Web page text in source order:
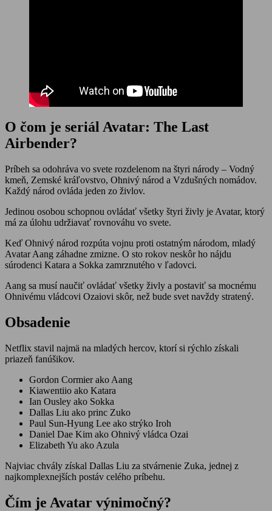
O čom je seriál Avatar: The Last
Airbender?
Príbeh sa odohráva vo svete rozdelenom na štyri národy – Vodný
kmeň, Zemské kráľovstvo, Ohnivý národ a Vzdušných nomádov.
Každý národ ovláda jeden zo živlov.
Jedinou osobou schopnou ovládať všetky štyri živly je Avatar, ktorý
má za úlohu udržiavať rovnováhu vo svete.
Keď Ohnivý národ rozpúta vojnu proti ostatným národom, mladý
Avatar Aang záhadne zmizne. O sto rokov neskôr ho nájdu
súrodenci Katara a Sokka zamrznutého v ľadovci.
Aang sa musí naučiť ovládať všetky živly a postaviť sa mocnému
Ohnivému vládcovi Ozaiovi skôr, než bude svet navždy stratený.
Obsadenie
Netflix stavil najmä na mladých hercov, ktorí si rýchlo získali
priazeň fanúšikov.
Gordon Cormier ako Aang
Kiawentiio ako Katara
Ian Ousley ako Sokka
Dallas Liu ako princ Zuko
Paul Sun-Hyung Lee ako strýko Iroh
Daniel Dae Kim ako Ohnivý vládca Ozai
Elizabeth Yu ako Azula
Najviac chvály získal Dallas Liu za stvárnenie Zuka, jednej z
najkomplexnejších postáv celého príbehu.
Čím je Avatar výnimočný?